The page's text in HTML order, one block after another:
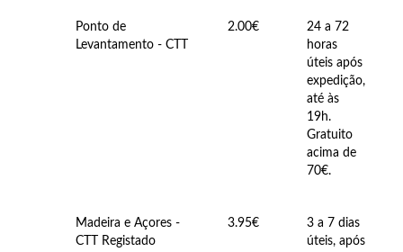
Ponto de
Levantamento - CTT
2.00€
24 a 72
horas
úteis após
expedição,
até às
19h.
Gratuito
acima de
70€.
Madeira e Açores -
CTT Registado
3.95€
3 a 7 dias
úteis, após